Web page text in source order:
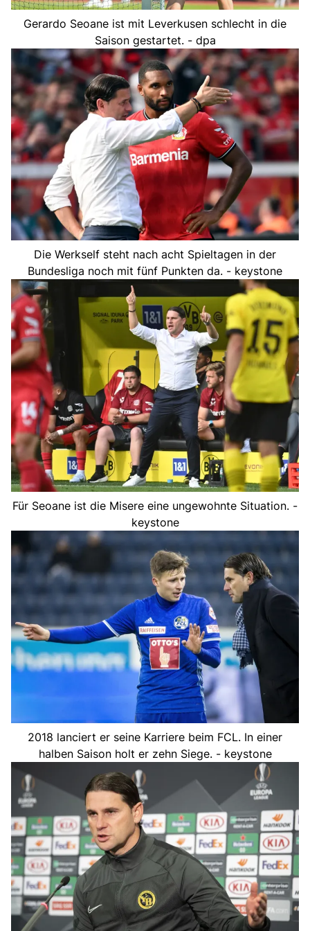
Gerardo Seoane ist mit Leverkusen schlecht in die
Saison gestartet. - dpa
Die Werkself steht nach acht Spieltagen in der
Bundesliga noch mit fünf Punkten da. - keystone
Für Seoane ist die Misere eine ungewohnte Situation. -
keystone
2018 lanciert er seine Karriere beim FCL. In einer
halben Saison holt er zehn Siege. - keystone